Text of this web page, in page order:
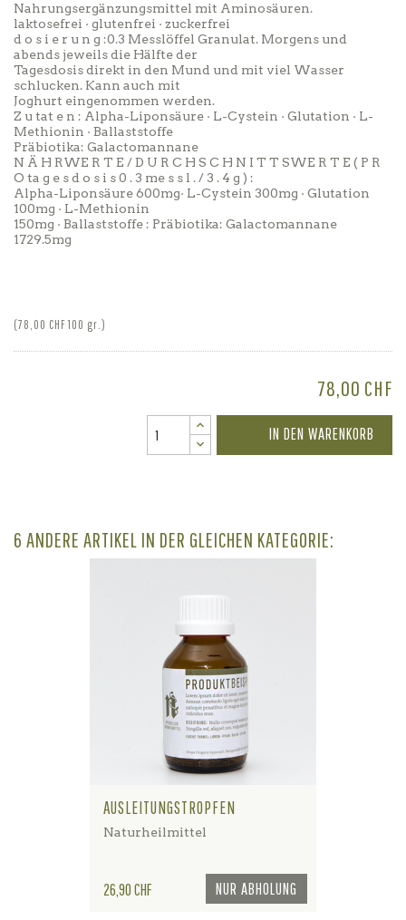
Nahrungsergänzungsmittel mit Aminosäuren.
laktosefrei · glutenfrei · zuckerfrei
d o s i e r u n g :0.3 Messlöffel Granulat. Morgens und
abends jeweils die Hälfte der
Tagesdosis direkt in den Mund und mit viel Wasser
schlucken. Kann auch mit
Joghurt eingenommen werden.
Z u tat e n : Alpha-Liponsäure · L-Cystein · Glutation · L-
Methionin · Ballaststoffe
Präbiotika: Galactomannane
N Ä H RWE R T E / D U R C H S C H N I T T SWE R T E ( P R
O ta g e s d o s i s 0 . 3 me s s l . / 3 . 4 g ) :
Alpha-Liponsäure 600mg· L-Cystein 300mg · Glutation
100mg · L-Methionin
150mg · Ballaststoffe : Präbiotika: Galactomannane
1729.5mg
(78,00 CHF 100 gr.)
78,00 CHF
IN DEN WARENKORB
6 ANDERE ARTIKEL IN DER GLEICHEN KATEGORIE:
AUSLEITUNGSTROPFEN
Naturheilmittel
NUR ABHOLUNG
Preis
26,90 CHF